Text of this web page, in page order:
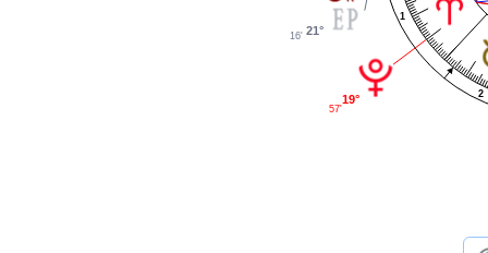
1
2
21°
16'
19°
57'